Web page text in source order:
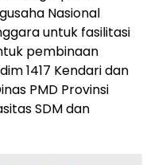
Nasional
untuk fasilitasi
pembinaan
1417 Kendari dan
PMD Provinsi
SDM dan